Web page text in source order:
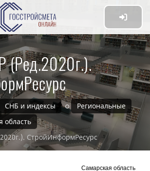
(Ред.2020г.).
СНБ и индексы
Региональные
область
СтройИнформРесурс
Самарская область